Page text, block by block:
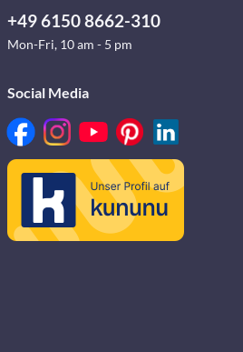
+49 6150 8662-310
Mon-Fri, 10 am - 5 pm
Social Media